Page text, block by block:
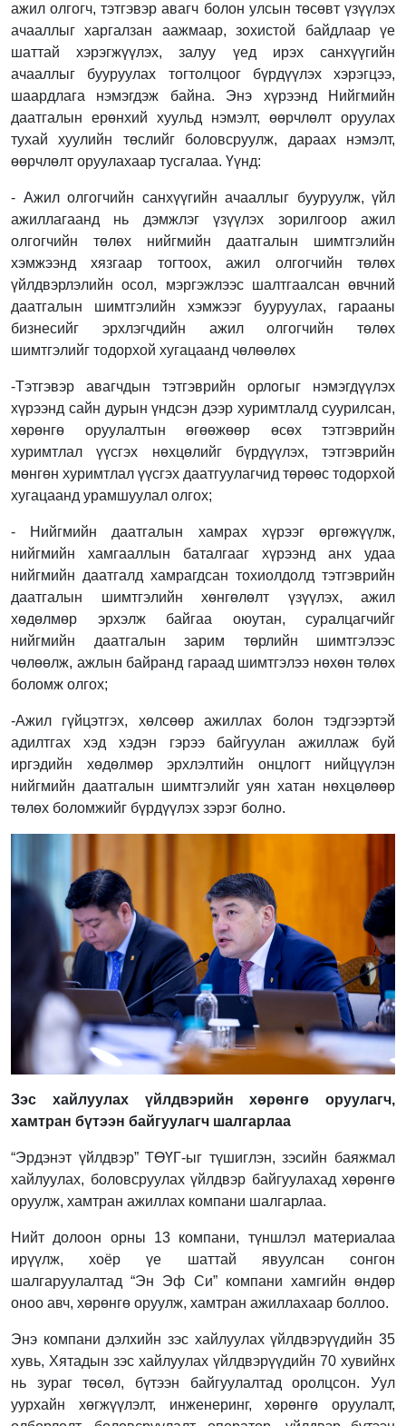
ажил олгогч, тэтгэвэр авагч болон улсын төсөвт үзүүлэх
ачааллыг харгалзан аажмаар, зохистой байдлаар үе
шаттай хэрэгжүүлэх, залуу үед ирэх санхүүгийн
ачааллыг бууруулах тогтолцоог бүрдүүлэх хэрэгцээ,
шаардлага нэмэгдэж байна. Энэ хүрээнд Нийгмийн
даатгалын ерөнхий хуульд нэмэлт, өөрчлөлт оруулах
тухай хуулийн төслийг боловсруулж, дараах нэмэлт,
өөрчлөлт оруулахаар тусгалаа. Үүнд:
- Ажил олгогчийн санхүүгийн ачааллыг бууруулж, үйл
ажиллагаанд нь дэмжлэг үзүүлэх зорилгоор ажил
олгогчийн төлөх нийгмийн даатгалын шимтгэлийн
хэмжээнд хязгаар тогтоох, ажил олгогчийн төлөх
үйлдвэрлэлийн осол, мэргэжлээс шалтгаалсан өвчний
даатгалын шимтгэлийн хэмжээг бууруулах, гарааны
бизнесийг эрхлэгчдийн ажил олгогчийн төлөх
шимтгэлийг тодорхой хугацаанд чөлөөлөх
-Тэтгэвэр авагчдын тэтгэврийн орлогыг нэмэгдүүлэх
хүрээнд сайн дурын үндсэн дээр хуримтлалд суурилсан,
хөрөнгө оруулалтын өгөөжөөр өсөх тэтгэврийн
хуримтлал үүсгэх нөхцөлийг бүрдүүлэх, тэтгэврийн
мөнгөн хуримтлал үүсгэх даатгуулагчид төрөөс тодорхой
хугацаанд урамшуулал олгох;
- Нийгмийн даатгалын хамрах хүрээг өргөжүүлж,
нийгмийн хамгааллын баталгааг хүрээнд анх удаа
нийгмийн даатгалд хамрагдсан тохиолдолд тэтгэврийн
даатгалын шимтгэлийн хөнгөлөлт үзүүлэх, ажил
хөдөлмөр эрхэлж байгаа оюутан, суралцагчийг
нийгмийн даатгалын зарим төрлийн шимтгэлээс
чөлөөлж, ажлын байранд гараад шимтгэлээ нөхөн төлөх
боломж олгох;
-Ажил гүйцэтгэх, хөлсөөр ажиллах болон тэдгээртэй
адилтгах хэд хэдэн гэрээ байгуулан ажиллаж буй
иргэдийн хөдөлмөр эрхлэлтийн онцлогт нийцүүлэн
нийгмийн даатгалын шимтгэлийг уян хатан нөхцөлөөр
төлөх боломжийг бүрдүүлэх зэрэг болно.
Зэс хайлуулах үйлдвэрийн хөрөнгө оруулагч,
хамтран бүтээн байгуулагч шалгарлаа
“Эрдэнэт үйлдвэр” ТӨҮГ-ыг түшиглэн, зэсийн баяжмал
хайлуулах, боловсруулах үйлдвэр байгуулахад хөрөнгө
оруулж, хамтран ажиллах компани шалгарлаа.
Нийт долоон орны 13 компани, түншлэл материалаа
ирүүлж, хоёр үе шаттай явуулсан сонгон
шалгаруулалтад “Эн Эф Си” компани хамгийн өндөр
оноо авч, хөрөнгө оруулж, хамтран ажиллахаар боллоо.
Энэ компани дэлхийн зэс хайлуулах үйлдвэрүүдийн 35
хувь, Хятадын зэс хайлуулах үйлдвэрүүдийн 70 хувийнх
нь зураг төсөл, бүтээн байгуулалтад оролцсон. Уул
уурхайн хөгжүүлэлт, инженеринг, хөрөнгө оруулалт,